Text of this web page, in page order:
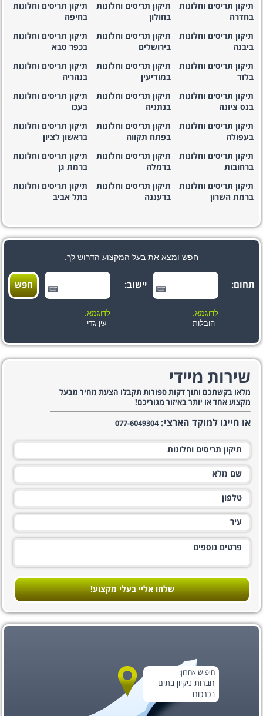
תיקון תריסים וחלונות
בחדרה
תיקון תריסים וחלונות
בחולון
תיקון תריסים וחלונות
בחיפה
תיקון תריסים וחלונות
ביבנה
תיקון תריסים וחלונות
בירושלים
תיקון תריסים וחלונות
בכפר סבא
תיקון תריסים וחלונות
בלוד
תיקון תריסים וחלונות
במודיעין
תיקון תריסים וחלונות
בנהריה
תיקון תריסים וחלונות
בנס ציונה
תיקון תריסים וחלונות
בנתניה
תיקון תריסים וחלונות
בעכו
תיקון תריסים וחלונות
בעפולה
תיקון תריסים וחלונות
בפתח תקווה
תיקון תריסים וחלונות
בראשון לציון
תיקון תריסים וחלונות
ברחובות
תיקון תריסים וחלונות
ברמלה
תיקון תריסים וחלונות
ברמת גן
תיקון תריסים וחלונות
ברמת השרון
תיקון תריסים וחלונות
ברעננה
תיקון תריסים וחלונות
בתל אביב
חפש ומצא את בעל המקצוע הדרוש לך.
תחום:
לדוגמא:
הובלות
יישוב:
לדוגמא:
עין גדי
שירות מיידי
מלאו בקשתכם ותוך דקות ספורות תקבלו הצעת מחיר מבעל
מקצוע אחד או יותר באיזור מגוריכם!
או חייגו למוקד הארצי: 077-6049304
שלחו אליי בעלי מקצוע!
חיפוש אחרון:
חברות ניקיון בתים
בכרכום